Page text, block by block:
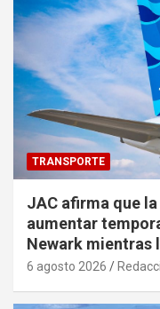
TRANSPORTE
JAC afirma que
aumentar
Newark mientras
6 agosto 2026